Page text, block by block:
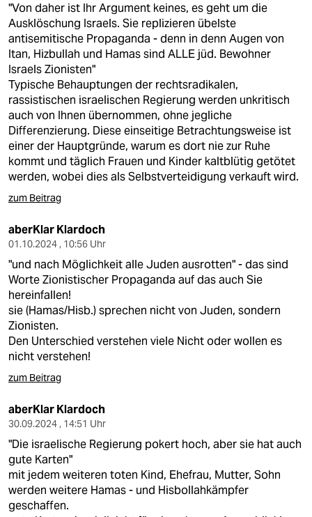
"Von daher ist Ihr Argument keines, es geht um die
Ausklöschung Israels. Sie replizieren übelste
antisemitische Propaganda - denn in denn Augen von
Itan, Hizbullah und Hamas sind ALLE jüd. Bewohner
Israels Zionisten"
Typische Behauptungen der rechtsradikalen,
rassistischen israelischen Regierung werden unkritisch
auch von Ihnen übernommen, ohne jegliche
Differenzierung. Diese einseitige Betrachtungsweise ist
einer der Hauptgründe, warum es dort nie zur Ruhe
kommt und täglich Frauen und Kinder kaltblütig getötet
werden, wobei dies als Selbstverteidigung verkauft wird.
zum Beitrag
aberKlar Klardoch
01.10.2024 , 10:56 Uhr
"und nach Möglichkeit alle Juden ausrotten" - das sind
Worte Zionistischer Propaganda auf das auch Sie
hereinfallen!
sie (Hamas/Hisb.) sprechen nicht von Juden, sondern
Zionisten.
Den Unterschied verstehen viele Nicht oder wollen es
nicht verstehen!
zum Beitrag
aberKlar Klardoch
30.09.2024 , 14:51 Uhr
"Die israelische Regierung pokert hoch, aber sie hat auch
gute Karten"
mit jedem weiteren toten Kind, Ehefrau, Mutter, Sohn
werden weitere Hamas - und Hisbollahkämpfer
geschaffen.